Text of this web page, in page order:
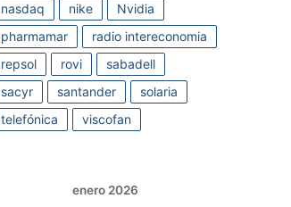
nasdaq
nike
Nvidia
pharmamar
radio intereconomia
repsol
rovi
sabadell
sacyr
santander
solaria
telefónica
viscofan
enero 2026